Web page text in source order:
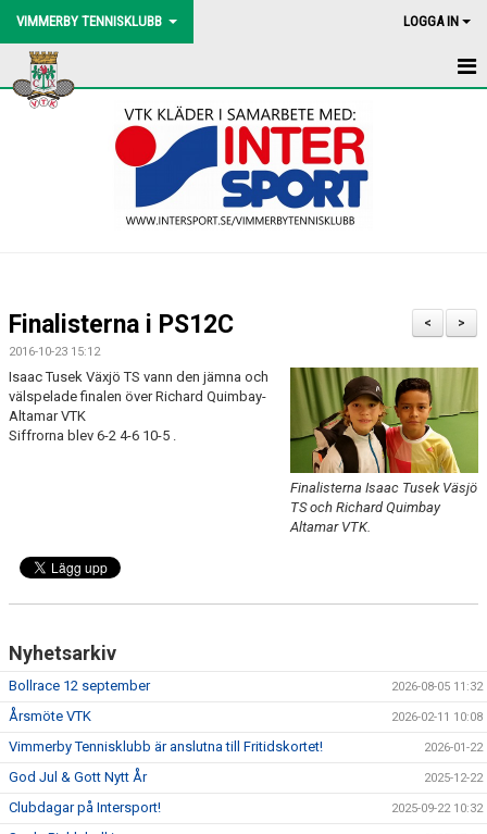
VIMMERBY TENNISKLUBB LOGGA IN
HEM
UTEBANORNA
AKTIVITETER
KONTAKT
>
<
Finalisterna i PS12C
2016-10-23 15:12
Finalisterna Isaac Tusek Väsjö
TS och Richard Quimbay
Altamar VTK.
Isaac Tusek Växjö TS vann den jämna och
välspelade finalen över Richard Quimbay-
Altamar VTK
Siffrorna blev 6-2 4-6 10-5 .
Nyhetsarkiv
Bollrace 12 september 2026-08-05 11:32
Årsmöte VTK 2026-02-11 10:08
Vimmerby Tennisklubb är anslutna till Fritidskortet! 2026-01-22
God Jul & Gott Nytt År 2025-12-22
Clubdagar på Intersport! 2025-09-22 10:32